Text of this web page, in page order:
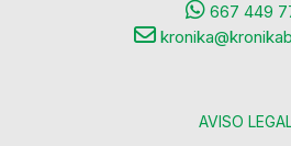
667 449
AVISO